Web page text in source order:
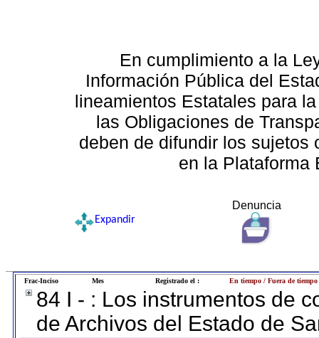
En cumplimiento a la
Información Pública del
lineamientos Estatales para
las Obligaciones de
deben de difundir los sujetos
en la Plataforma
Denuncia
Expandir
Frac-Inciso Mes Registrado el : En tiempo / Fuera de tiempo
84 I - : Los instrumentos de
de Archivos del Estado de